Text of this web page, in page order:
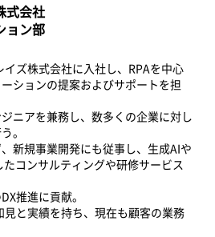
式会社
ョン部
ズ株式会社に入社し、RPAを中心
ションの提案およびサポートを担
ニアを兼務し、数多くの企業に対し
。
新規事業開発にも従事し、生成AIや
コンサルティングや研修サービス
推進に貢献。
見と実績を持ち、現在も顧客の業務